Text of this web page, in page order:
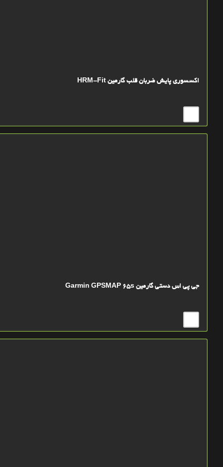
اکسسوری پایش ضربان قلب گارمین HRM-Fit
جی پی اس دستی گارمین Garmin GPSMAP 65s